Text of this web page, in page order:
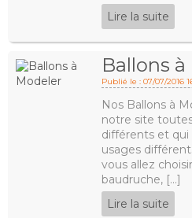
Lire la suite
Ballons
Publié le : 07/07/2016
Nos Ballons à
notre site
différents et
usages
vous allez
baudruche, [...]
Lire la suite